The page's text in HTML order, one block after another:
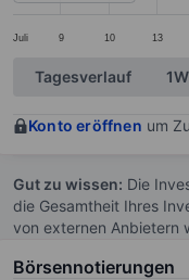
Juli 9 10 13
End of interactive
Tagesverlauf 1W
Konto eröffnen um
Gut zu wissen: Die
die Gesamtheit Ihres
von externen Anbietern
Börsennotierungen